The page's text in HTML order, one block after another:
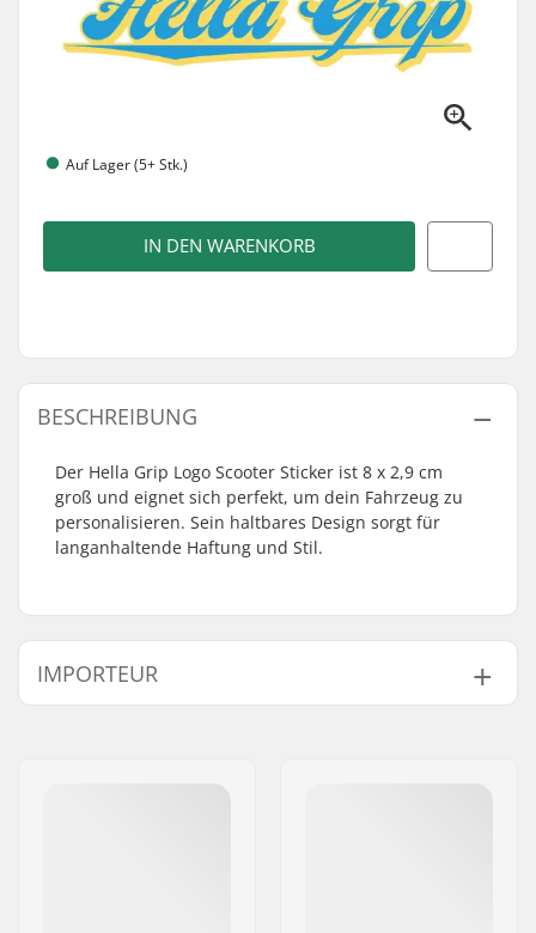
Auf Lager (5+ Stk.)
IN DEN WARENKORB
BESCHREIBUNG
Der Hella Grip Logo Scooter Sticker ist 8 x 2,9 cm
groß und eignet sich perfekt, um dein Fahrzeug zu
personalisieren. Sein haltbares Design sorgt für
langanhaltende Haftung und Stil.
IMPORTEUR